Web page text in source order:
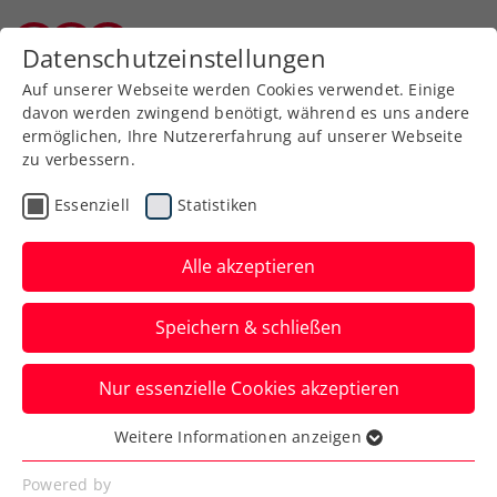
Zurück zur Newsübersicht
Turniere
12 & Under Festival:
Kahlig und Haider-
Maurer/Pircher
triumphieren bei
inoffizieller EM
Die ÖTV-Kids spielen in der Rafa Nadal
Academy auf Mallorca gegen europäische
Datenschutzeinstellungen
Auf unserer Webseite werden Cookies verwendet. Einige
davon werden zwingend benötigt, während es uns andere
ermöglichen, Ihre Nutzererfahrung auf unserer Webseite
zu verbessern.
Essenziell Statistiken
Alle akzeptieren
Speichern & schließen
Nur essenzielle Cookies akzeptieren
Essenziell
Essenzielle Cookies werden für grundlegende
Weitere Informationen anzeigen
Powered by